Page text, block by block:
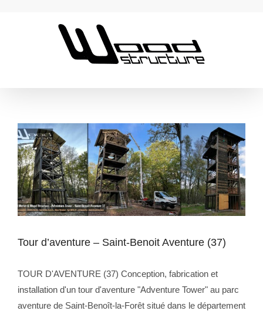
Tour d’aventure – Saint-Benoit Aventure (37)
TOUR D'AVENTURE (37) Conception, fabrication et
installation d'un tour d'aventure "Adventure Tower" au parc
aventure de Saint-Benoît-la-Forêt situé dans le département